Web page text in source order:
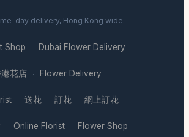
day delivery, Hong Kong wide.
Shop · Dubai Flower Delivery ·
花店 · Flower Delivery ·
· 送花 · 訂花 · 網上訂花 ·
· Online Florist · Flower Shop ·